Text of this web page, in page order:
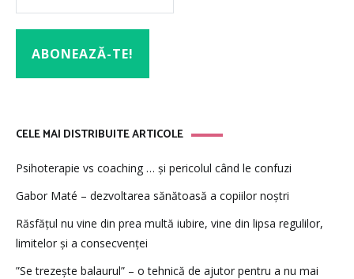
CELE MAI DISTRIBUITE ARTICOLE
Psihoterapie vs coaching … și pericolul când le confuzi
Gabor Maté – dezvoltarea sănătoasă a copiilor noștri
Răsfățul nu vine din prea multă iubire, vine din lipsa regulilor,
limitelor și a consecvenței
”Se trezește balaurul” – o tehnică de ajutor pentru a nu mai